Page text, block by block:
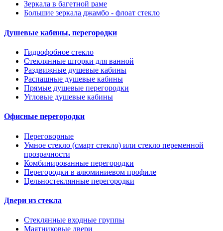
Зеркала в багетной раме
Большие зеркала джамбо - флоат стекло
Душевые кабины, перегородки
Гидрофобное стекло
Стеклянные шторки для ванной
Раздвижные душевые кабины
Распашные душевые кабины
Прямые душевые перегородки
Угловые душевые кабины
Офисные перегородки
Переговорные
Умное стекло (смарт стекло) или стекло переменной
прозрачности
Комбинированные перегородки
Перегородки в алюминиевом профиле
Цельностеклянные перегородки
Двери из стекла
Стеклянные входные группы
Маятниковые двери